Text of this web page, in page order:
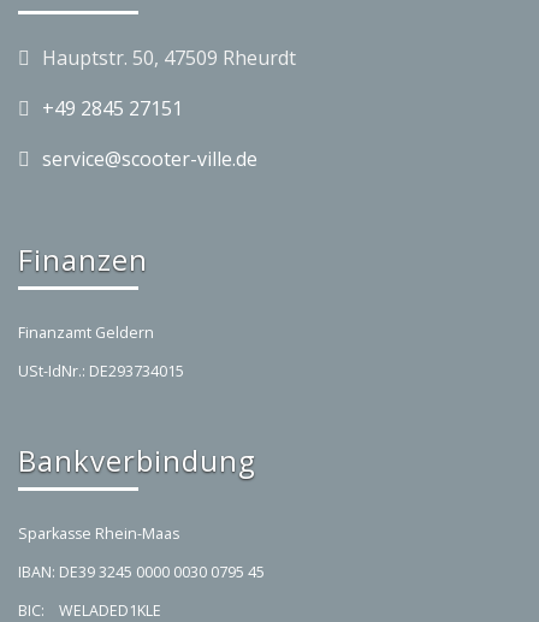
Hauptstr. 50, 47509 Rheurdt
+49 2845 27151
service@scooter-ville.de
Finanzen
Finanzamt Geldern
USt-IdNr.: DE293734015
Bankverbindung
Sparkasse Rhein-Maas
IBAN: DE39 3245 0000 0030 0795 45
BIC: WELADED1KLE